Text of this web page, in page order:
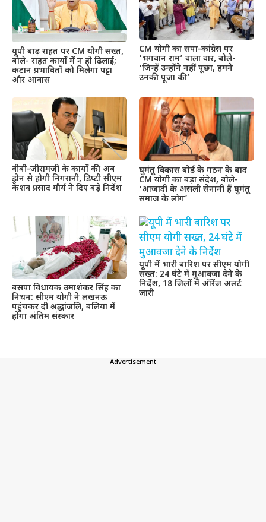
यूपी बाढ़ राहत पर CM योगी सख्त,
बोले- राहत कार्यों में न हो ढिलाई;
कटान प्रभावितों को मिलेगा पट्टा
और आवास
CM योगी का सपा-कांग्रेस पर
‘भगवान राम’ वाला वार, बोले-
‘जिन्हें उन्होंने नहीं पूछा, हमने
उनकी पूजा की’
वीबी-जीरामजी के कार्यों की अब
ड्रोन से होगी निगरानी, डिप्टी सीएम
केशव प्रसाद मौर्य ने दिए बड़े निर्देश
घुमंतू विकास बोर्ड के गठन के बाद
CM योगी का बड़ा संदेश, बोले-
‘आजादी के असली सेनानी हैं घुमंतू
समाज के लोग’
बसपा विधायक उमाशंकर सिंह का
निधन: सीएम योगी ने लखनऊ
पहुंचकर दी श्रद्धांजलि, बलिया में
होगा अंतिम संस्कार
यूपी में भारी बारिश पर सीएम योगी
सख्त: 24 घंटे में मुआवजा देने के
निर्देश, 18 जिलों में ऑरेंज अलर्ट
जारी
---Advertisement---